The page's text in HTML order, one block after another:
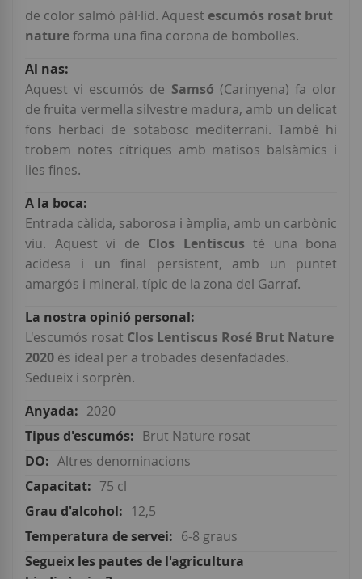
de color salmó pàl·lid. Aquest escumós rosat brut
natureforma una fina corona de bombolles.
Aquest vi escumós de Samsó (Carinyena) fa olor
de fruita vermella silvestre madura, amb un delicat
fons herbaci de sotabosc mediterrani. També hi
trobem notes cítriques amb matisos balsàmics i
lies fines.
Entrada càlida, saborosa i àmplia, amb un carbònic
viu. Aquest vi de Clos Lentiscus té una bona
acidesa i un final persistent, amb un puntet
amargós i mineral, típic de la zona del Garraf.
L'escumós rosat Clos Lentiscus Rosé Brut Nature
2020 és ideal per a trobades desenfadades.
Sedueix i sorprèn.
2020
Brut Nature rosat
Altres denominacions
75 cl
12,5
6-8 graus